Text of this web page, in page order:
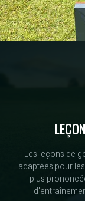
Les leçons de
adaptées pour
plus